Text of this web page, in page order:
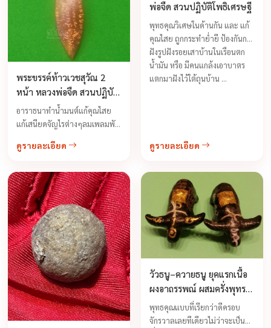
พระขรรค์ท้าวเวชสุวัณ 2
หน้า หลวงพ่อจืด สวนปฏิบัติ
ธรรมโพธิเศรษฐี
อาราธนาทำน้ำมนต์แก้คุณไสย
แก้เสนียดจัญไรต่างๆลมเพลมพัด
ต่างๆ ได้ ป้องกันสรพิษสัตว์ทั้ง
...
ดูรายละเอียด
พ่อจืด สวนปฏิบัติโพธิเศรษฐี
พุทธคุณวิเศษในด้านกัน และ แก้
คุณไสย ถูกกระทำย่ำยี ป้องกันการ
ฝังรูปฝังรอยเสาบ้านในเรือนตก
น้ำมัน หรือ มีคนแกล้งเอาบาตร
แตกมาฝังไว้ใต้ถุนบ้าน ...
ดูรายละเอียด
วัวธนู–ควายธนู ยุคแรกเนื้อ
ผงอาถรรพณ์ ผสมครั่งพุทรา
หลวงพ่อจืด สร้างปี 2543
พุทธคุณแบบที่เรียกว่าดีครอบ
จักรวาลเลยทีเดียวไม่ว่าจะเป็น